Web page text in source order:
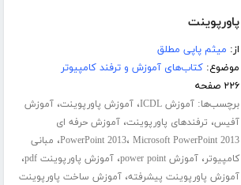
از: میثم پاپی مطلق
موضوع:کتاب‌های آموزش و ترفند کامپیوتر
۲۲۶ صفحه
برچسب‌ها:آموزش ICDL ،آموزش پاورپوینت،آموزش
آفیس، ترفندهای پاورپوینت،آموزش حرفه ای
PowerPoint 2013، Microsoft PowerPoint 2013 ، مبانی
کامپیوتر،آموزش power point ،آموزش پاورپوینت pdf ،
آموزش پاورپوینت پیشرفته،آموزش ساخت پاورپوینت